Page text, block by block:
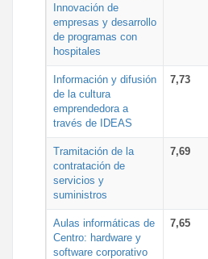
Innovación de
empresas y desarrollo
de programas con
hospitales
Información y difusión
de la cultura
emprendedora a
través de IDEAS
7,73
Tramitación de la
contratación de
servicios y
suministros
7,69
Aulas informáticas de
Centro: hardware y
software corporativo
7,65